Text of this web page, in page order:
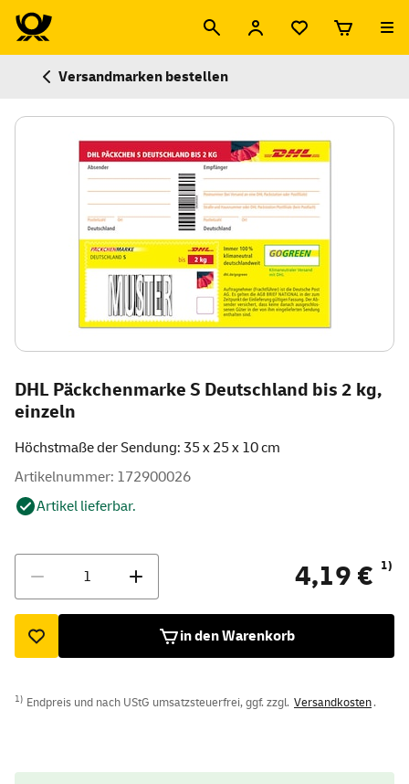
Versandmarken bestellen
DHL Päckchenmarke S Deutschland bis 2 kg,
einzeln
Höchstmaße der Sendung: 35 x 25 x 10 cm
Artikelnummer: 172900026
Artikel lieferbar.
4,19 € 1)
in den Warenkorb
1) Endpreis und nach UStG umsatzsteuerfrei, ggf. zzgl. Versandkosten.